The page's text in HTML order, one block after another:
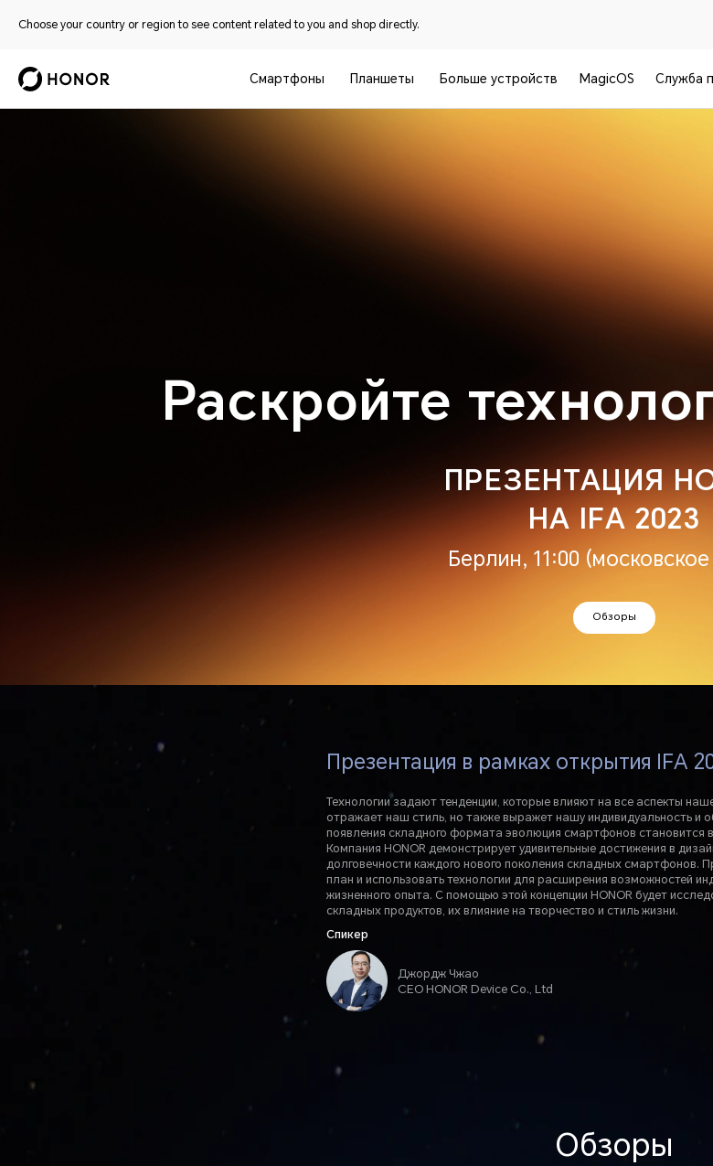
Choose your country or region to see content related to you and shop directly.
Смартфоны Планшеты Больше устройств MagicOS Служба
Раскройте
ПРЕЗЕНТАЦИЯ
НА IFA 2023
Берлин, 11:00
Обзоры
Презентация в рамках открытия IFA
Технологии задают тенденции, которые влияют на все аспекты
отражает наш стиль, но также выражет нашу индивидуальность и
появления складного формата эволюция смартфонов становится
Компания HONOR демонстрирует удивительные достижения в
долговечности каждого нового поколения складных смартфонов.
план и использовать технологии для расширения возможностей
жизненного опыта. С помощью этой концепции HONOR будет
складных продуктов, их влияние на творчество и стиль жизни.
Спикер
Джордж Чжао
CEO HONOR Device Co., Ltd
Обзоры